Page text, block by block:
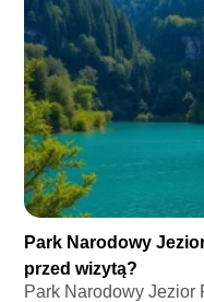
Park Narodowy
przed wizytą?
Park Narodowy